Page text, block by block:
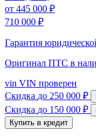
от 445 000 ₽
710 000 ₽
Гарантия
Оригинал ПТС в
vin VIN проверен
Скидка до 250 000 ₽
Скидка до 150 000 ₽
Купить в кредит